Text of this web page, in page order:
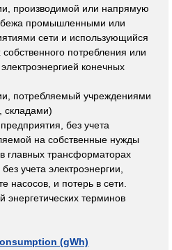
производимой или напрямую
промышленными или
сети и использующийся
потребления или
конечных
потребляемый учреждениями
складами)
без учета
на собственные нужды
главных трансформаторах
учета электроэнергии,
насосов, и потерь в сети.
энергетических терминов
(gWh)